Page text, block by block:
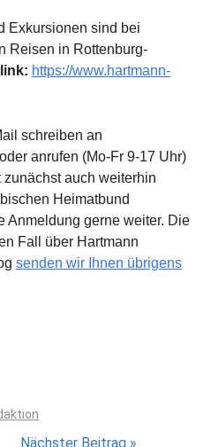
Exkursionen sind bei
Reisen in Rottenburg-
https://www.hartmann-
schreiben an
oder anrufen (Mo-Fr 9-17 Uhr)
auch weiterhin
Heimatbund
Anmeldung gerne weiter. Die
Fall über Hartmann
senden wir Ihnen übrigens
Nächster Beitrag